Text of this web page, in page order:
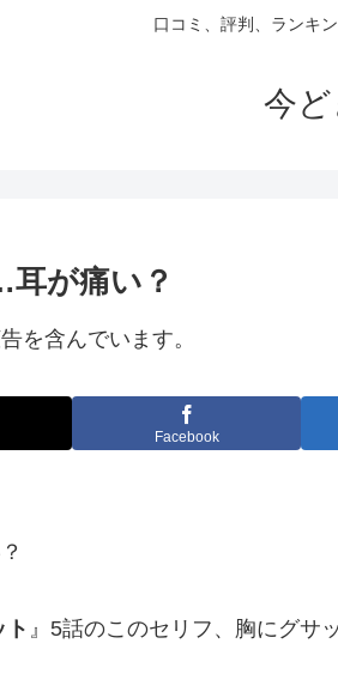
口コミ、評判、ランキ
今
が痛い？
を含んでいます。
Facebook
ト 』5話のこのセリフ、胸にグサ